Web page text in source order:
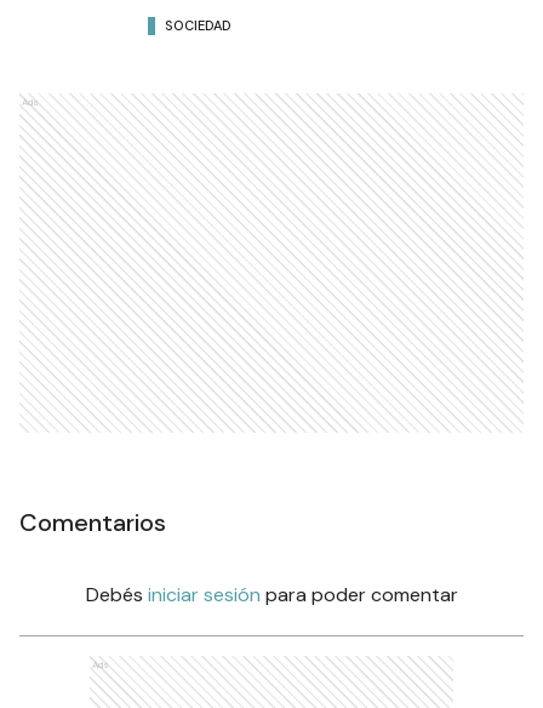
SOCIEDAD
Ads
Comentarios
Debés iniciar sesión para poder comentar
Ads